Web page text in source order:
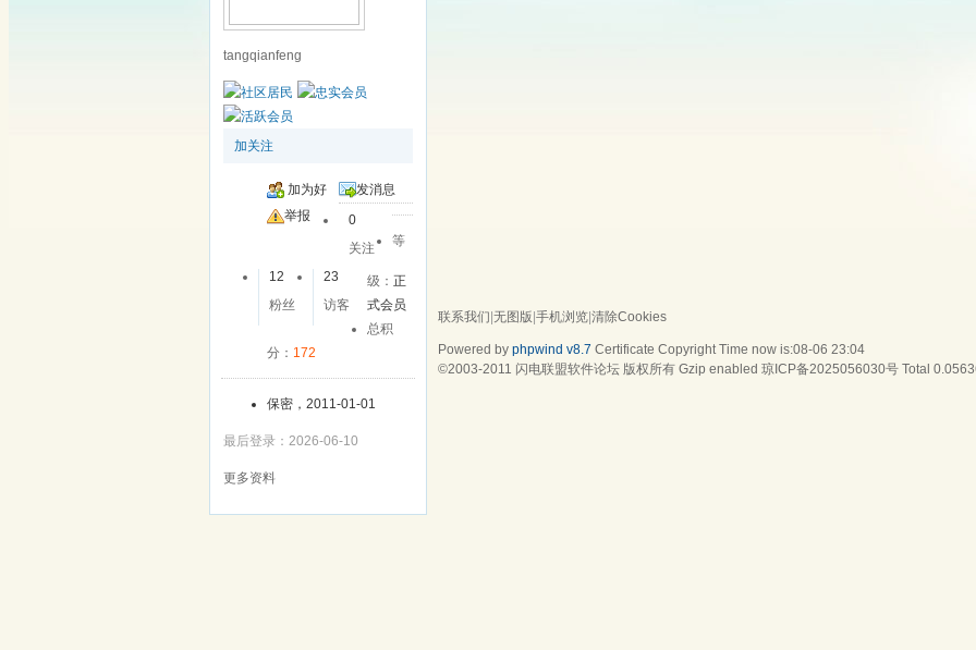
tangqianfeng
加关注
加为好
友
发消息
举报
0
关注
12
粉丝
23
访客
等
级：正
式会员
总积
分： 172
保密，2011-01-01
最后登录：2026-06-10
更多资料
联系我们 无图版 手机浏览 清除Cookies
Powered by phpwind v8.7 Certificate Copyright Time now is:08-06 23:04
©2003-2011 闪电联盟软件论坛 版权所有 Gzip enabled 琼ICP备2025056030号 Total